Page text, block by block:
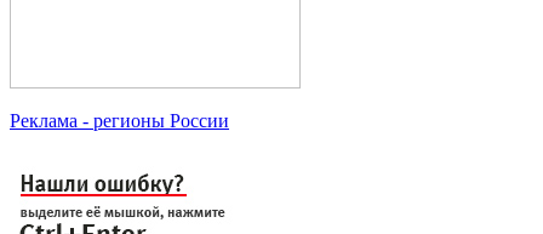
Реклама - регионы России